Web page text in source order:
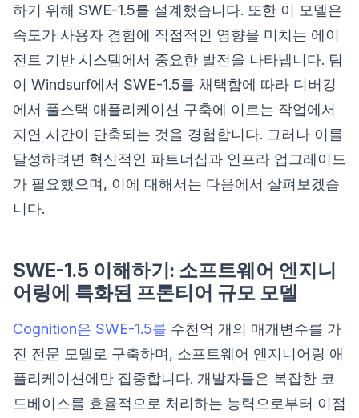
하기 위해 SWE-1.5를 설계했습니다. 또한 이 모델은
속도가 사용자 경험에 직접적인 영향을 미치는 에이
전트 기반 시스템에서 중요한 발전을 나타냅니다. 팀
이 Windsurf에서 SWE-1.5를 채택함에 따라 디버깅
에서 풀스택 애플리케이션 구축에 이르는 작업에서
지연 시간이 단축되는 것을 경험합니다. 그러나 이를
달성하려면 혁신적인 파트너십과 인프라 업그레이드
가 필요했으며, 이에 대해서는 다음에서 살펴보겠습
니다.
SWE-1.5 이해하기: 소프트웨어 엔지니
어링에 특화된 프론티어 규모 모델
Cognition은 SWE-1.5를 수천억 개의 매개변수를 가
진 전문 모델로 구축하며, 소프트웨어 엔지니어링 애
플리케이션에만 집중합니다. 개발자들은 복잡한 코
드베이스를 효율적으로 처리하는 능력으로부터 이점